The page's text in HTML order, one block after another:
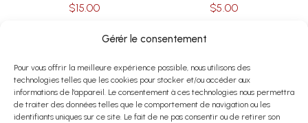
Gérér le consentement
Pour vous offrir la meilleure expérience possible, nous utilisons des
technologies telles que les cookies pour stocker et/ou accéder aux
informations de l'appareil. Le consentement à ces technologies nous permettra
de traiter des données telles que le comportement de navigation ou les
identifiants uniques sur ce site. Le fait de ne pas consentir ou de retirer son
$15.00
Select Options
$5.00
ACCESSOIRES,RASOIR